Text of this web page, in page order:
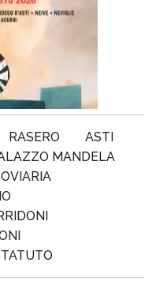
RASERO
ASTI
MANDELA